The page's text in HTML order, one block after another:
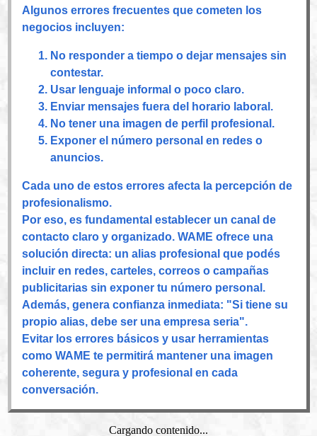
Algunos errores frecuentes que cometen los
negocios incluyen:
No responder a tiempo o dejar mensajes sin
contestar.
Usar lenguaje informal o poco claro.
Enviar mensajes fuera del horario laboral.
No tener una imagen de perfil profesional.
Exponer el número personal en redes o
anuncios.
Cada uno de estos errores afecta la percepción de
profesionalismo.
Por eso, es fundamental establecer un canal de
contacto claro y organizado. WAME ofrece una
solución directa: un alias profesional que podés
incluir en redes, carteles, correos o campañas
publicitarias sin exponer tu número personal.
Además, genera confianza inmediata: "Si tiene su
propio alias, debe ser una empresa seria".
Evitar los errores básicos y usar herramientas
como WAME te permitirá mantener una imagen
coherente, segura y profesional en cada
conversación.
Cargando contenido...